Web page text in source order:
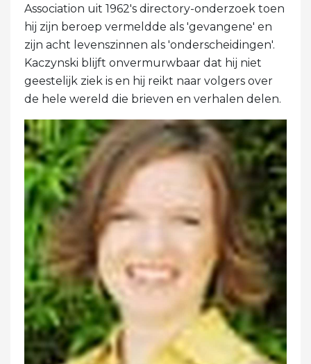
Association uit 1962's directory-onderzoek toen
hij zijn beroep vermeldde als 'gevangene' en
zijn acht levenszinnen als 'onderscheidingen'.
Kaczynski blijft onvermurwbaar dat hij niet
geestelijk ziek is en hij reikt naar volgers over
de hele wereld die brieven en verhalen delen.